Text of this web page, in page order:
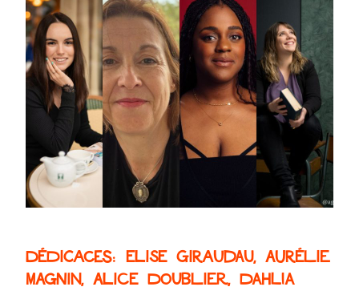
Dédicaces: Elise Giraudau, Aurélie
Magnin, Alice Doublier, Dahlia